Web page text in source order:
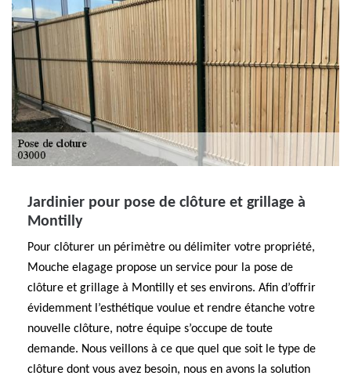
Jardinier pour pose de clôture et grillage à
Montilly
Pour clôturer un périmètre ou délimiter votre propriété,
Mouche elagage propose un service pour la pose de
clôture et grillage à Montilly et ses environs. Afin d’offrir
évidemment l’esthétique voulue et rendre étanche votre
nouvelle clôture, notre équipe s’occupe de toute
demande. Nous veillons à ce que quel que soit le type de
clôture dont vous avez besoin, nous en avons la solution